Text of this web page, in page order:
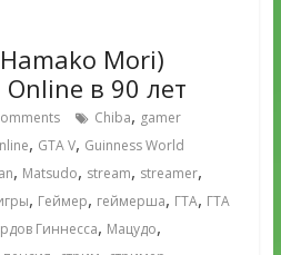
Mori)
Online в 90 лет
Chiba, gamer
, GTA V, Guinness World
, Matsudo, stream, streamer,
, Геймер, геймерша, ГТА, ГТА
Гиннесса, Мацудо,